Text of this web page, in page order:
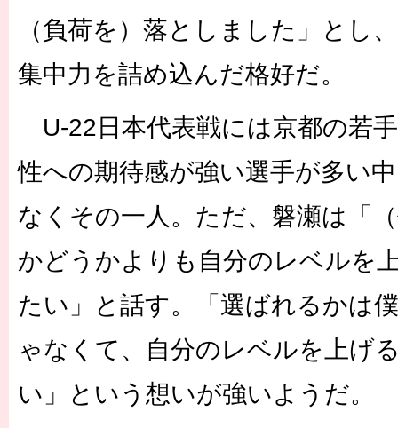
（負荷を）落としました」とし
集中力を詰め込んだ格好だ。
U-22日本代表戦には京都の若
性への期待感が強い選手が多い
なくその一人。ただ、磐瀬は「
かどうかよりも自分のレベルを
たい」と話す。「選ばれるかは
ゃなくて、自分のレベルを上げ
い」という想いが強いようだ。